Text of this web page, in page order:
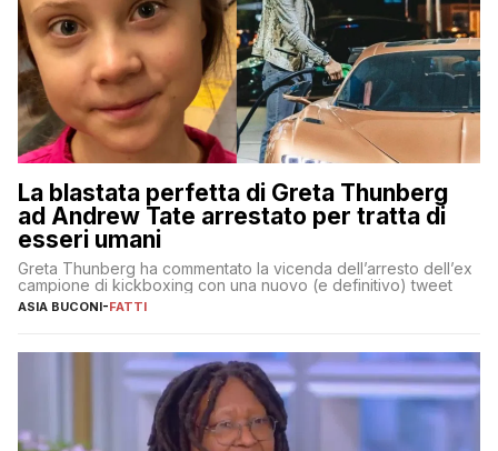
La blastata perfetta di Greta Thunberg
ad Andrew Tate arrestato per tratta di
esseri umani
Greta Thunberg ha commentato la vicenda dell’arresto dell’ex
campione di kickboxing con una nuovo (e definitivo) tweet
ASIA BUCONI-FATTI